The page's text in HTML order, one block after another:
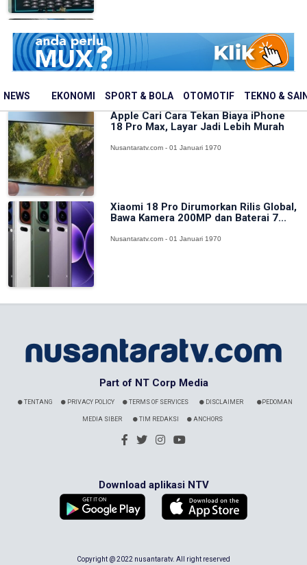
NEWS EKONOMI SPORT & BOLA OTOMOTIF TEKNO &
Hasil Riset dan Inovasi BRIN di Istana
Nusantaratv.com - 01 Januari 1970
Apple Cari Cara Tekan Biaya iPhone
18 Pro Max, Layar Jadi Lebih Murah
Nusantaratv.com - 01 Januari 1970
Xiaomi 18 Pro Dirumorkan Rilis Global,
Bawa Kamera 200MP dan Baterai 7...
Nusantaratv.com - 01 Januari 1970
Part of NT Corp Media
TENTANG PRIVACY POLICY TERMS OF SERVICES DISCLAIMER PEDOMAN
MEDIA SIBER TIM REDAKSI ANCHORS
Download aplikasi NTV
Copyright @ 2022 nusantaratv. All right reserved